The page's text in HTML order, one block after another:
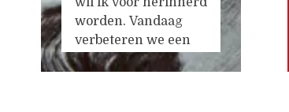
worden. Vandaag
verbeteren we een
gedicht over de